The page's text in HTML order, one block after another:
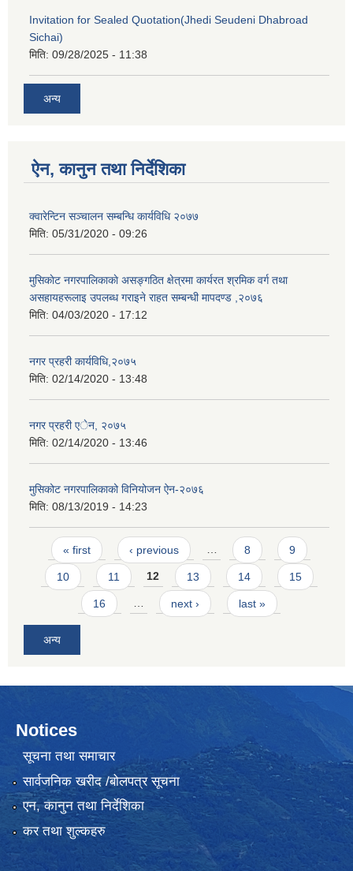
Invitation for Sealed Quotation(Jhedi Seudeni Dhabroad
Sichai)
मिति: 09/28/2025 - 11:38
अन्य
ऐन, कानुन तथा निर्देशिका
क्वारेन्टिन सञ्चालन सम्बन्धि कार्यविधि २०७७
मिति: 05/31/2020 - 09:26
मुसिकाेट नगरपालिकाकाे असङ्गठित क्षेत्रमा कार्यरत श्रमिक वर्ग तथा
असहायहरूलाइ उपलब्ध गराइने राहत सम्बन्धी मापदण्ड ,२०७६
मिति: 04/03/2020 - 17:12
नगर प्रहरी कार्यविधि,२०७५
मिति: 02/14/2020 - 13:48
नगर प्रहरी एेन, २०७५
मिति: 02/14/2020 - 13:46
मुसिकोट नगरपालिकाको विनियोजन ऐन-२०७६
मिति: 08/13/2019 - 14:23
Pages
« first ‹ previous … 8 9
10 11 12 13 14 15
16 … next › last »
अन्य
Notices
सूचना तथा समाचार
सार्वजनिक खरीद /बोलपत्र सूचना
एन, कानुन तथा निर्देशिका
कर तथा शुल्कहरु